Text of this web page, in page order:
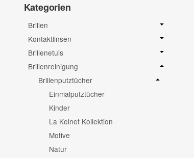
Kategorien
Brillen
Kontaktlinsen
Brillenetuis
Brillenreinigung
Brillenputztücher
Einmalputztücher
Kinder
La Kelnet Kollektion
Motive
Natur